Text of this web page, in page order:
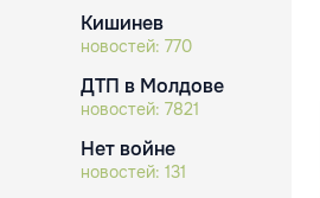
Кишинев
новостей: 770
ДТП в Молдове
новостей: 7821
Нет войне
новостей: 131